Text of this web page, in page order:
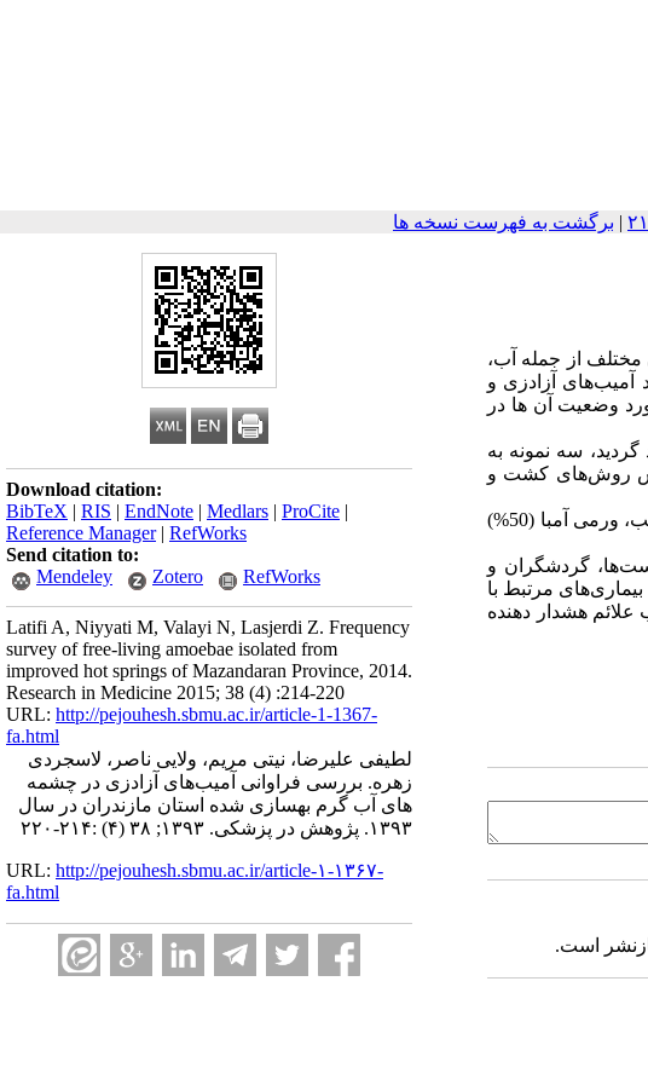
| برگشت به فهرست نسخه ها
Download citation:
BibTeX | RIS | EndNote | Medlars | ProCite |
Reference Manager| RefWorks
Send citation to:
Mendeley
Zotero RefWorks
Latifi A, Niyyati M, Valayi N, Lasjerdi Z. Frequency
survey of free-living amoebae isolated from
improved hot springs of Mazandaran Province, 2014.
Research in Medicine 2015; 38 (4) :214-220
URL: http://pejouhesh.sbmu.ac.ir/article-1-1367-
fa.html
لطیفی علیرضا، نیتی مریم، ولایی ناصر، لاسجردی
زهره. بررسی فراوانی آمیب‌های آزادزی در چشمه
های آب گرم بهسازی شده استان مازندران در سال
۱۳۹۳. پژوهش در پزشکی. ۱۳۹۳; ۳۸ (۴) :۲۱۴-۲۲۰
URL: http://pejouhesh.sbmu.ac.ir/article-۱-۱۳۶۷-
fa.html
مختلف از جمله آب،
آمیب‌های آزادزی و
وضعیت آن ها در
بهسازی شده استان مازندران که تعداد آنها 22 عدد برآورد گردید، سه نمونه به
اساس روش‌های کشت و
: از 22 چشمه آب گرم بهسازی شده استان مازندران، 17 (27/77%) چشمه به آمیب‌های آزادزی آلوده بودند. شایع‌ترین آمیب، ورمی آمبا (50%)
گردشگران و
مرتبط با
هشدار دهنده
است.